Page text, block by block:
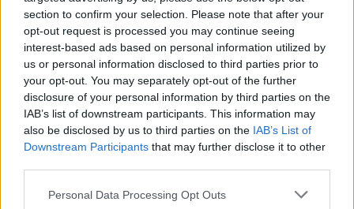
section to confirm your selection. Please note that after your
opt-out request is processed you may continue seeing
interest-based ads based on personal information utilized by
us or personal information disclosed to third parties prior to
your opt-out. You may separately opt-out of the further
disclosure of your personal information by third parties on the
IAB’s list of downstream participants. This information may
also be disclosed by us to third parties on the IAB’s List of
Downstream Participants that may further disclose it to other
Personal Data Processing Opt Outs